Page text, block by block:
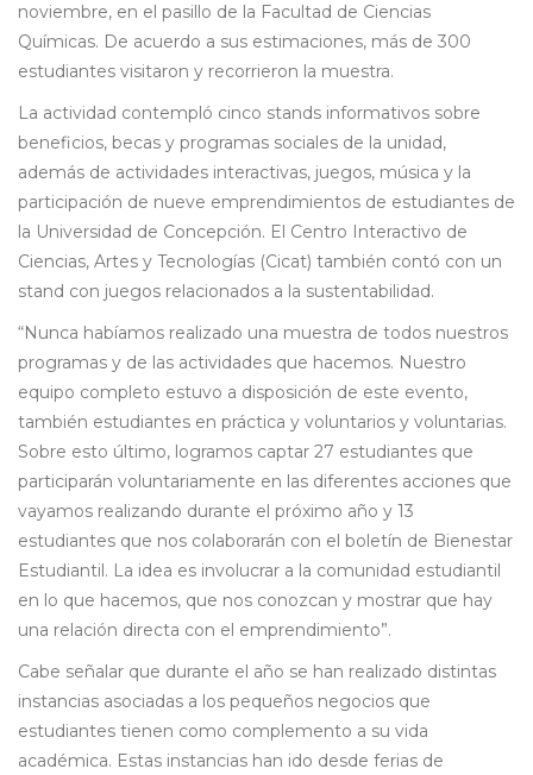
noviembre, en el pasillo de la Facultad de Ciencias
Químicas. De acuerdo a sus estimaciones, más de 300
estudiantes visitaron y recorrieron la muestra.
La actividad contempló cinco stands informativos sobre
beneficios, becas y programas sociales de la unidad,
además de actividades interactivas, juegos, música y la
participación de nueve emprendimientos de estudiantes de
la Universidad de Concepción. El Centro Interactivo de
Ciencias, Artes y Tecnologías (Cicat) también contó con un
stand con juegos relacionados a la sustentabilidad.
“Nunca habíamos realizado una muestra de todos nuestros
programas y de las actividades que hacemos. Nuestro
equipo completo estuvo a disposición de este evento,
también estudiantes en práctica y voluntarios y voluntarias.
Sobre esto último, logramos captar 27 estudiantes que
participarán voluntariamente en las diferentes acciones que
vayamos realizando durante el próximo año y 13
estudiantes que nos colaborarán con el boletín de Bienestar
Estudiantil. La idea es involucrar a la comunidad estudiantil
en lo que hacemos, que nos conozcan y mostrar que hay
una relación directa con el emprendimiento”.
Cabe señalar que durante el año se han realizado distintas
instancias asociadas a los pequeños negocios que
estudiantes tienen como complemento a su vida
académica. Estas instancias han ido desde ferias de